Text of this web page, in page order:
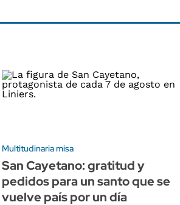
Multitudinaria misa
San Cayetano: gratitud y
pedidos para un santo que se
vuelve país por un día